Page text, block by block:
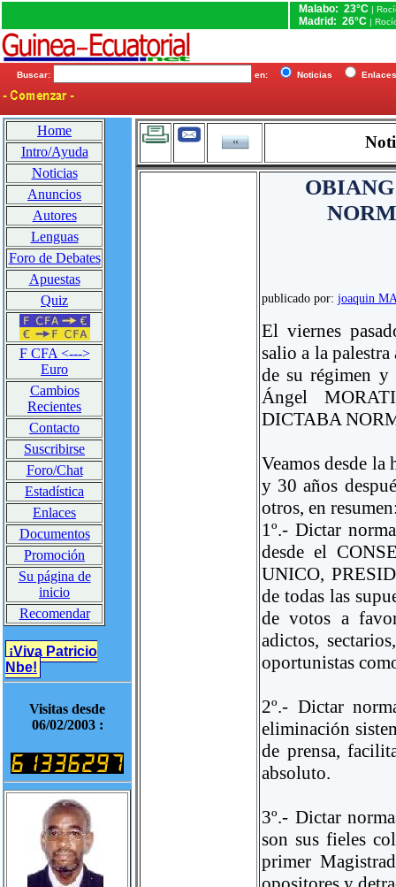
Malabo: 23°C |
Madrid: 26°C |
Buscar: en: Noticias
Home
Intro/Ayuda
Noticias
Anuncios
Autores
Lenguas
Foro de Debates
Apuestas
Quiz
F CFA <--->
Euro
Cambios
Recientes
Contacto
Suscribirse
Foro/Chat
Estadística
Enlaces
Documentos
Promoción
Su página de
inicio
Recomendar
¡Viva Patricio
Nbe!
Visitas desde
06/02/2003 :
publicado por: joaquin
El viernes
salio a la
de su régimen y
Ángel
DICTABA
Veamos desde
y 30 años
otros, en
1º.- Dictar
desde el
UNICO,
de todas las
de votos a
adictos,
oportunistas
2º.- Dictar
eliminación
de prensa,
absoluto.
3º.- Dictar
son sus fieles
primer